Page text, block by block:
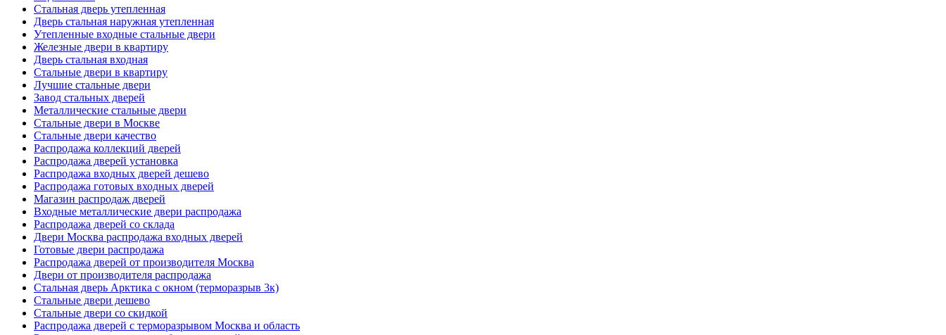
Стальная дверь утепленная
Дверь стальная наружная утепленная
Утепленные входные стальные двери
Железные двери в квартиру
Дверь стальная входная
Стальные двери в квартиру
Лучшие стальные двери
Завод стальных дверей
Металлические стальные двери
Стальные двери в Москве
Стальные двери качество
Распродажа коллекций дверей
Распродажа дверей установка
Распродажа входных дверей дешево
Распродажа готовых входных дверей
Магазин распродаж дверей
Входные металлические двери распродажа
Распродажа дверей со склада
Двери Москва распродажа входных дверей
Готовые двери распродажа
Распродажа дверей от производителя Москва
Двери от производителя распродажа
Стальная дверь Арктика с окном (терморазрыв 3к)
Стальные двери дешево
Стальные двери со скидкой
Распродажа дверей с терморазрывом Москва и область